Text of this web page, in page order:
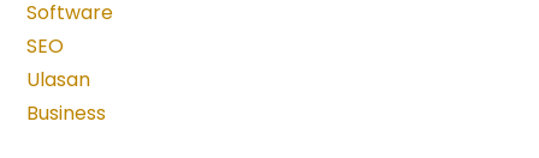
tab
tab
Software
SEO
Ulasan
Business